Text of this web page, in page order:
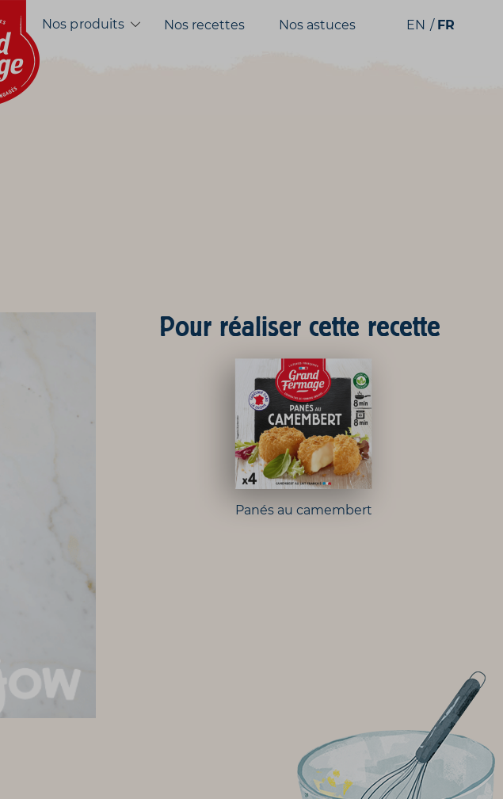
Nos produits Nos recettes Nos astuces EN FR
Pour réaliser cette recette
Panés au camembert